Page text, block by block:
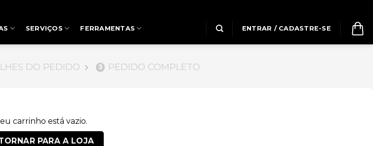
SERVIÇOS FERRAMENTAS ENTRAR / CADASTRE-SE
DO PEDIDO 3 PEDIDO COMPLETO
carrinho está vazio.
PARA A LOJA